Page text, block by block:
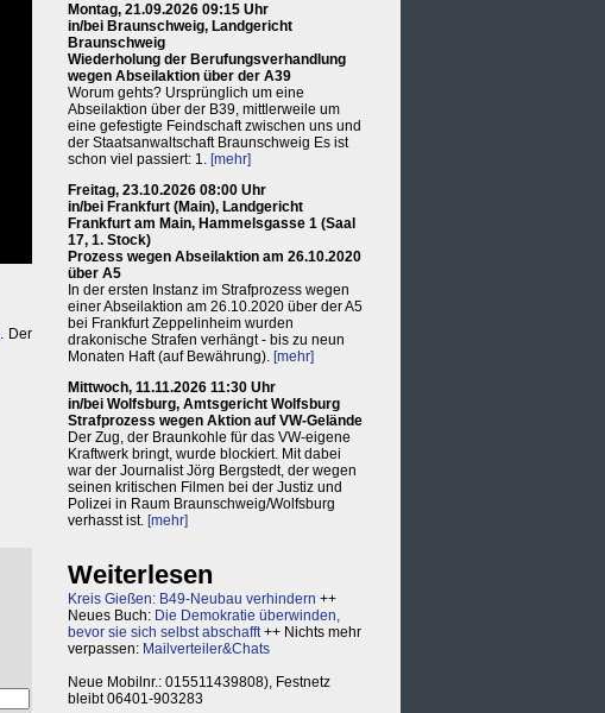
. Der
Montag, 21.09.2026 09:15 Uhr
in/bei Braunschweig, Landgericht
Braunschweig
Wiederholung der Berufungsverhandlung
wegen Abseilaktion über der A39
Worum gehts? Ursprünglich um eine
Abseilaktion über der B39, mittlerweile um
eine gefestigte Feindschaft zwischen uns und
der Staatsanwaltschaft Braunschweig Es ist
schon viel passiert: 1. [mehr]
Freitag, 23.10.2026 08:00 Uhr
in/bei Frankfurt (Main), Landgericht
Frankfurt am Main, Hammelsgasse 1 (Saal
17, 1. Stock)
Prozess wegen Abseilaktion am 26.10.2020
über A5
In der ersten Instanz im Strafprozess wegen
einer Abseilaktion am 26.10.2020 über der A5
bei Frankfurt Zeppelinheim wurden
drakonische Strafen verhängt - bis zu neun
Monaten Haft (auf Bewährung). [mehr]
Mittwoch, 11.11.2026 11:30 Uhr
in/bei Wolfsburg, Amtsgericht Wolfsburg
Strafprozess wegen Aktion auf VW-Gelände
Der Zug, der Braunkohle für das VW-eigene
Kraftwerk bringt, wurde blockiert. Mit dabei
war der Journalist Jörg Bergstedt, der wegen
seinen kritischen Filmen bei der Justiz und
Polizei in Raum Braunschweig/Wolfsburg
verhasst ist. [mehr]
Weiterlesen
Kreis Gießen: B49-Neubau verhindern ++
Neues Buch: Die Demokratie überwinden,
bevor sie sich selbst abschafft++ Nichts mehr
verpassen: Mailverteiler&Chats
Neue Mobilnr.: 015511439808), Festnetz
bleibt 06401-903283